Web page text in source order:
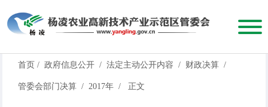
首页 / 政府信息公开 / 法定主动公开内容 / 财政决算 /
管委会部门决算 / 2017年 / 正文